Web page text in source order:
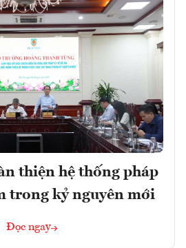
thiện hệ thống pháp
trong kỷ nguyên mới
Đọc ngay